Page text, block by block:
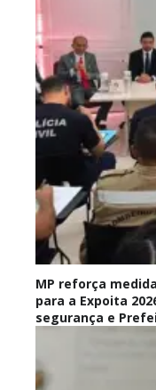
MP reforça
para a Expoita
segurança e